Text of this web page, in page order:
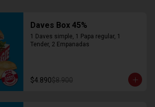
Daves Box 45%
1 Daves simple, 1 Papa regular, 1
Tender, 2 Empanadas
$4.890$8.900